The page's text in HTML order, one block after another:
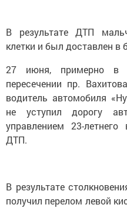
В результате ДТП
клетки и был доставлен в
27 июня, примерно в
пересечении пр.
водитель автомобиля
не уступил дорогу
управлением 23-
ДТП.
В результате
получил перелом левой